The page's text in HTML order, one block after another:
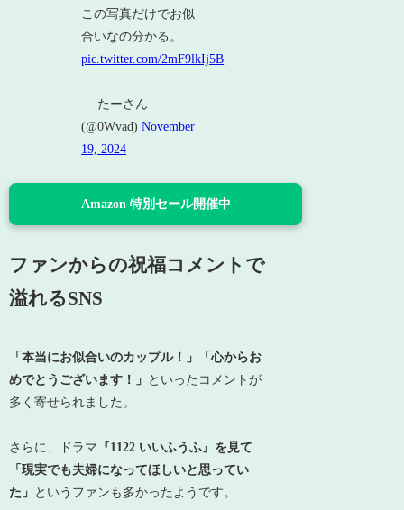
この写真だけでお似
合いなの分かる。
pic.twitter.com/2mF9lkIj5B
— たーさん
(@0Wvad)November
19, 2024
Amazon 特別セール開催中
ファンからの祝福コメントで
溢れるSNS
「本当にお似合いのカップル！」「心からお
めでとうございます！」 といったコメントが
多く寄せられました。
さらに、ドラマ 『1122 いいふうふ』を見て
「現実でも夫婦になってほしいと思ってい
た」 というファンも多かったようです。